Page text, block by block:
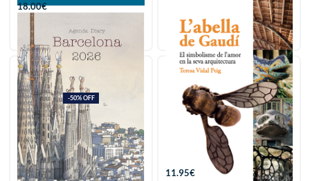
18.00€
Afegir Afegir
-50% OFF
AGENDA BARCELONA
2026
L’ Abella de Gaudí
11.95€